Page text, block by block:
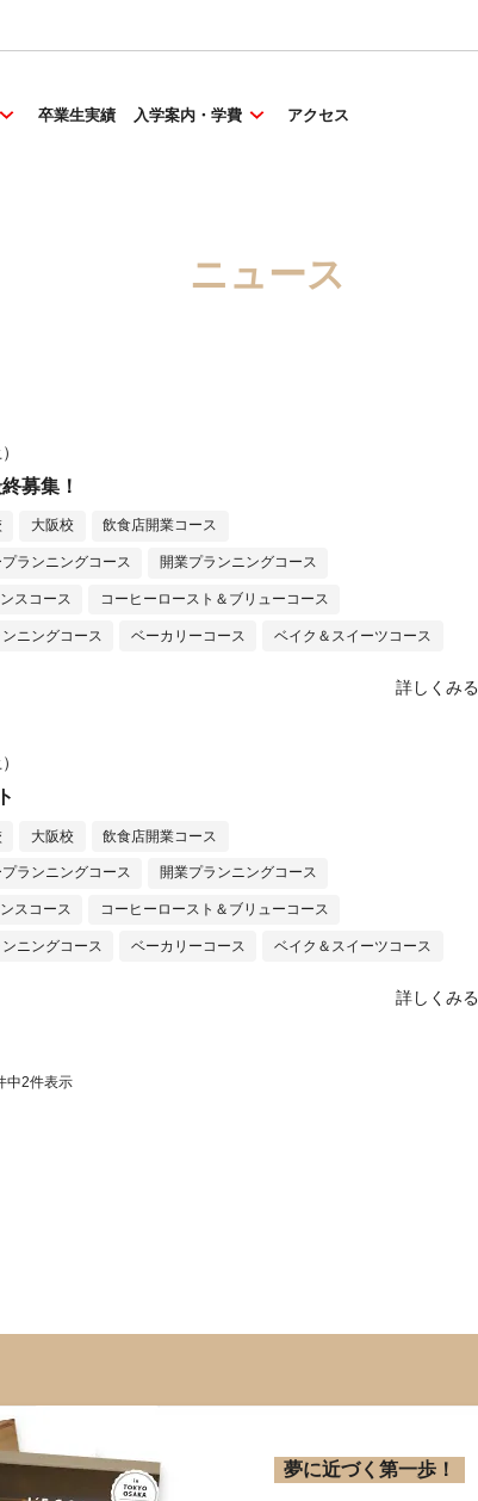
卒業生実績 入学案内・学費 アクセス
ニュース
募集！
大阪校 飲食店開業コース
ランニングコース 開業プランニングコース
スコース コーヒーロースト＆ブリューコース
ニングコース ベーカリーコース ベイク＆スイーツコース
詳しくみる
大阪校 飲食店開業コース
ランニングコース 開業プランニングコース
スコース コーヒーロースト＆ブリューコース
ニングコース ベーカリーコース ベイク＆スイーツコース
詳しくみる
中2件表示
夢に近づく第一歩！